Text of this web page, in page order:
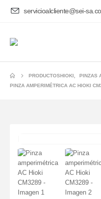
servicioalcliente@sei-
PRODUCTOSHIOKI
PINZAS
PINZA AMPERIMÉTRICA AC HIOKI